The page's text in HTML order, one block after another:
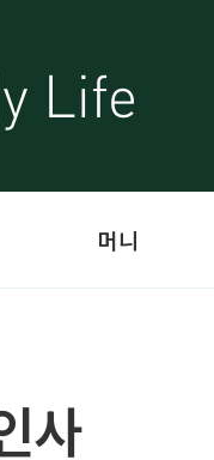
머니
사